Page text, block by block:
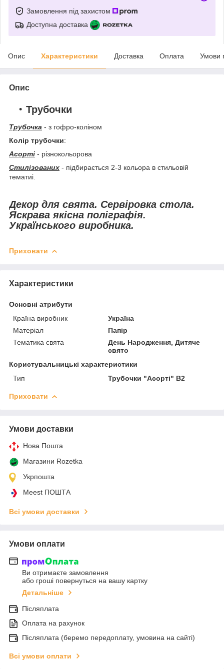
Замовлення під захистом
Доступна доставка
Опис Характеристики Доставка Оплата Умови
Опис
Трубочки
Трубочка - з гофро-коліном
Колір трубочки:
Асорті - різнокольорова
Стилізованих - підбирається 2-3 кольора в стильовій
тематиі.
Декор для свята. Сервіровка стола.
Яскрава якісна поліграфія.
Українського виробника.
Приховати
Характеристики
Основні атрибути
Країна виробник
Україна
Матеріал
Папір
Тематика свята
День Народження, Дитяче
свято
Користувальницькі характеристики
Тип
Трубочки "Асорті" В2
Приховати
Умови доставки
Нова Пошта
Магазини Rozetka
Укрпошта
Meest ПОШТА
Всі умови доставки
Умови оплати
Ви отримаєте замовлення
або гроші повернуться на вашу картку
Детальніше
Післяплата
Оплата на рахунок
Післяплата (беремо передоплату, умовина на сайті)
Всі умови оплати